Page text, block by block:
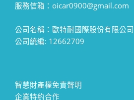
服務信箱：oicar0900@gmail.com
公司名稱：歐特耐國際股份有限公司
公司統編: 12662709
智慧財產權免責聲明
企業特約合作